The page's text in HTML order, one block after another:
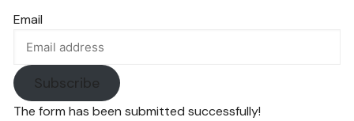
Email
Subscribe
The form has been submitted successfully!